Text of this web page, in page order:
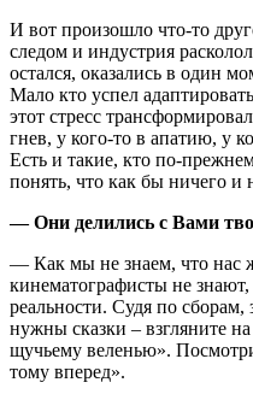
И вот произошло что-то
следом и индустрия
остался, оказались в один
Мало кто успел
этот стресс
гнев, у кого-то в апатию, у
Есть и такие, кто по-
понять, что как бы ничего и
— Они делились с Вами
— Как мы не знаем, что нас
кинематографисты не
реальности. Судя по сборам,
нужны сказки – взгляните
щучьему веленью».
тому вперед».